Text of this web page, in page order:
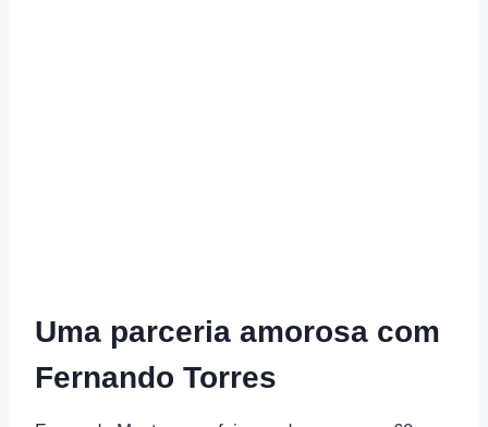
Uma parceria amorosa com
Fernando Torres